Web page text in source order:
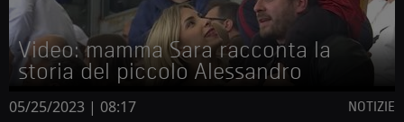
Video: mamma Sara racconta la
storia del piccolo Alessandro
05/25/2023 | 08:17 NOTIZIE